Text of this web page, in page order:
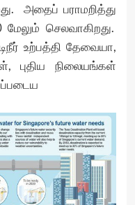
அதைப் பராமறித்து
செலவாகிறது.
உற்பத்தி தேவையா,
புதிய நிலையங்கள்